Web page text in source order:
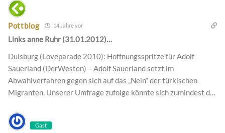
Pottblog 14 Jahre vor
Links anne Ruhr (31.01.2012)…
Duisburg (Loveparade 2010): Hoffnungsspritze für Adolf
Sauerland (DerWesten) – Adolf Sauerland setzt im
Abwahlverfahren gegen sich auf das „Nein“ der türkischen
Migranten. Unserer Umfrage zufolge könnte sich zumindest d…
Gast